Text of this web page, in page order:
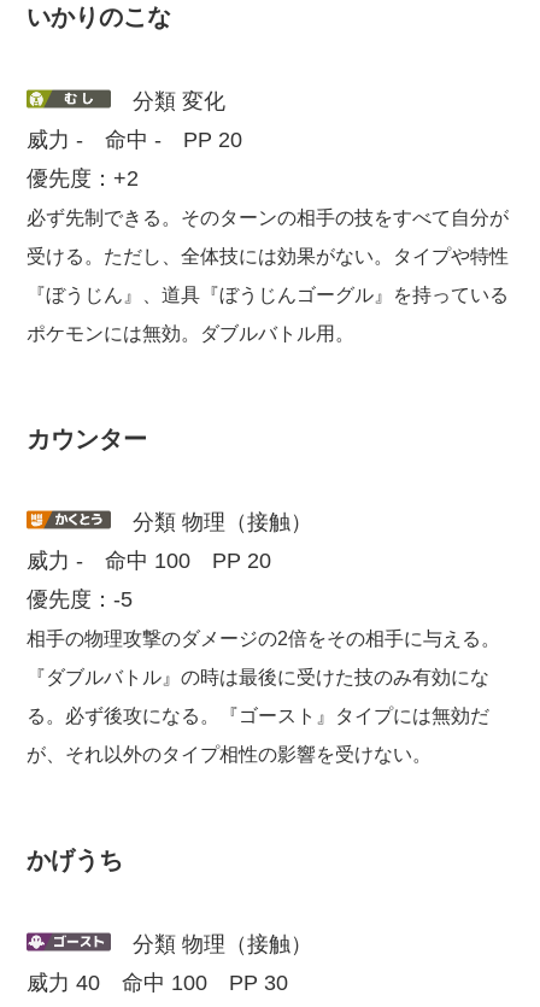
いかりのこな
分類 変化
威力 - 命中 - PP 20
優先度：+2
必ず先制できる。そのターンの相手の技をすべて自分が
受ける。ただし、全体技には効果がない。 タイプや特性
『ぼうじん』、道具『ぼうじんゴーグル』を持っている
ポケモンには無効。ダブルバトル用。
カウンター
分類 物理（接触）
威力 - 命中 100 PP 20
優先度：-5
相手の物理攻撃のダメージの2倍をその相手に与える。
『ダブルバトル』の時は最後に受けた技のみ有効にな
る。必ず後攻になる。『ゴースト』タイプには無効だ
が、それ以外のタイプ相性の影響を受けない。
かげうち
分類 物理（接触）
威力 40 命中 100 PP 30